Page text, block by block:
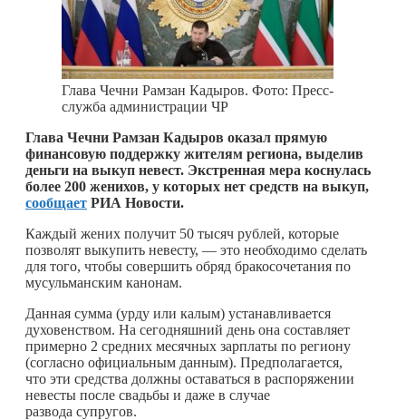
Глава Чечни Рамзан Кадыров. Фото: Пресс-
служба администрации ЧР
Глава Чечни Рамзан Кадыров оказал прямую
финансовую поддержку жителям региона, выделив
деньги на выкуп невест. Экстренная мера коснулась
более 200 женихов, у которых нет средств на выкуп,
сообщает РИА Новости.
Каждый жених получит 50 тысяч рублей, которые
позволят выкупить невесту, — это необходимо сделать
для того, чтобы совершить обряд бракосочетания по
мусульманским канонам.
Данная сумма (урду или калым) устанавливается
духовенством. На сегодняшний день она составляет
примерно 2 средних месячных зарплаты по региону
(согласно официальным данным). Предполагается,
что эти средства должны оставаться в распоряжении
невесты после свадьбы и даже в случае
развода супругов.